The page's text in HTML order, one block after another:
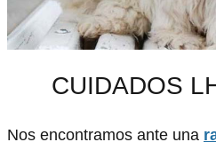
CUIDADOS
Nos encontramos ante una